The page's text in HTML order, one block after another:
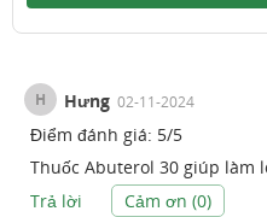
H Hưng 02-11-2024
Điểm đánh giá: 5/5
Thuốc Abuterol 30 giúp làm
Trả lời
Cảm ơn (0)